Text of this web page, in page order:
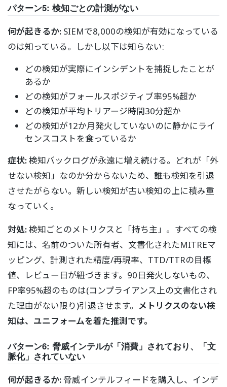
パターン5: 検知ごとの計測がない
何が起きるか: SIEMで8,000の検知が有効になっている
のは知っている。しかし以下は知らない:
どの検知が実際にインシデントを捕捉したことが
あるか
どの検知がフォールスポジティブ率95%超か
どの検知が平均トリアージ時間30分超か
どの検知が12か月発火していないのに静かにライ
センスコストを食っているか
症状:検知バックログが永遠に増え続ける。どれが「外
せない検知」なのか分からないため、誰も検知を引退
させたがらない。新しい検知が古い検知の上に積み重
なっていく。
対処:検知ごとのメトリクスと「持ち主」。すべての検
知には、名前のついた所有者、文書化されたMITREマ
ッピング、計測された精度/再現率、TTD/TTRの目標
値、レビュー日が紐づきます。90日発火しないもの、
FP率95%超のものは(コンプライアンス上の文書化され
た理由がない限り)引退させます。 メトリクスのない検
知は、ユニフォームを着た推測です。
パターン6: 脅威インテルが「消費」されており、「文
脈化」されていない
何が起きるか:脅威インテルフィードを購入し、インデ